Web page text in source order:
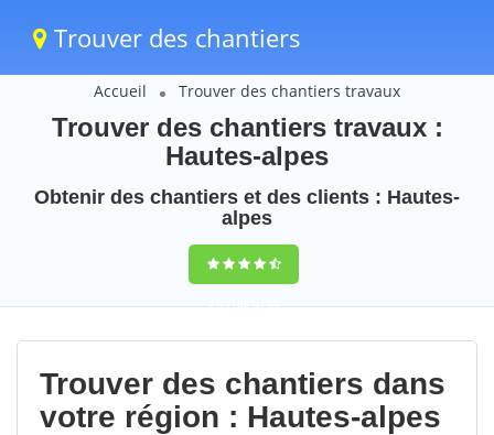
Trouver des chantiers
Accueil Trouver des chantiers travaux
Trouver des chantiers travaux :
Hautes-alpes
Obtenir des chantiers et des clients : Hautes-
alpes
9,5(100%)59
votes
Trouver des chantiers dans
votre région : Hautes-alpes